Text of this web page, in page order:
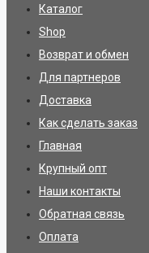
Каталог
Shop
Возврат и обмен
Для партнеров
Доставка
Как сделать заказ
Главная
Крупный опт
Наши контакты
Обратная связь
Оплата